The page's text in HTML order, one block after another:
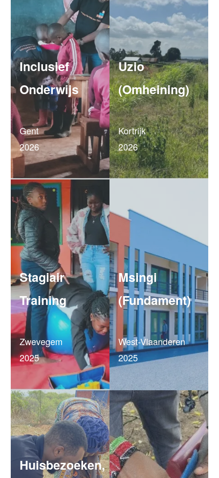
Inclusief
Onderwijs
Gent
2026
Uzio
(Omheining)
Kortrijk
2026
Stagiair
Training
Zwevegem
2025
Msingi
(Fundament)
West-Vlaanderen
2025
Huisbezoeken,